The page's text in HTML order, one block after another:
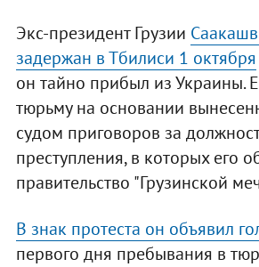
Экс-президент Грузии
задержан в Тбилиси 1 октября
он тайно прибыл из Украины.
тюрьму на основании
судом приговоров за
преступления, в которых его
правительство "Грузинской
В знак протеста он объявил
первого дня пребывания в